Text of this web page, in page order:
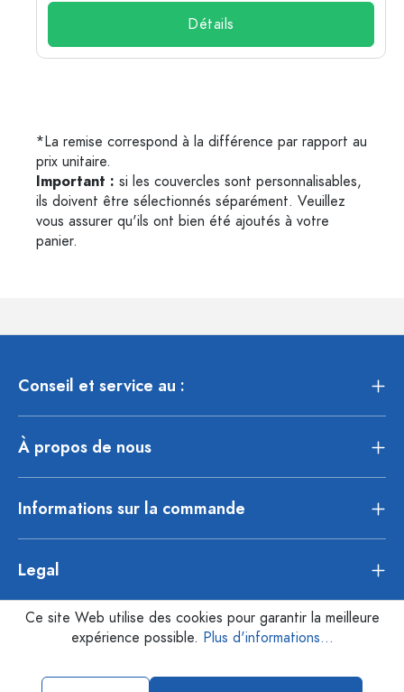
Détails
*La remise correspond à la différence par rapport au
prix unitaire.
Important : si les couvercles sont personnalisables,
ils doivent être sélectionnés séparément. Veuillez
vous assurer qu'ils ont bien été ajoutés à votre
panier.
Conseil et service au :
À propos de nous
Informations sur la commande
Legal
Ce site Web utilise des cookies pour garantir la meilleure
expérience possible. Plus d'informations...